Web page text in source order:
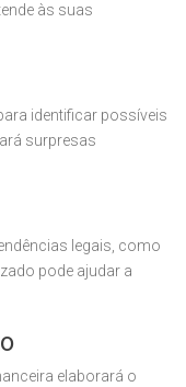
às suas
identificar possíveis
surpresas
legais, como
pode ajudar a
elaborará o